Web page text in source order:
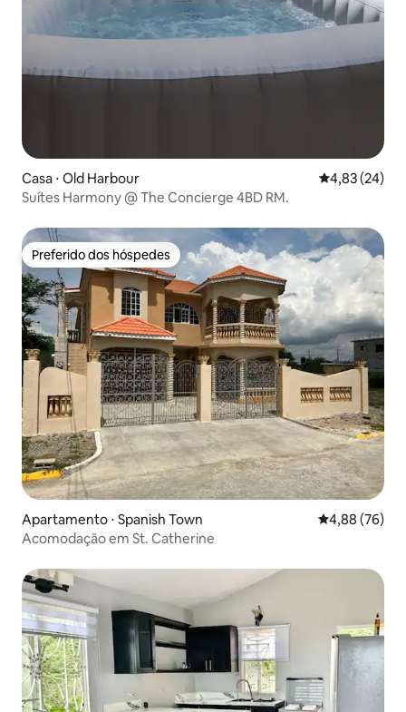
Casa ⋅ Old Harbour 4,83 de uma
4,83 (24)
Suítes Harmony @ The Concierge 4BD RM.
Preferido dos hóspedes
Preferido dos hóspedes
Apartamento ⋅ Spanish Town 4,88 de uma
4,88 (76)
Acomodação em St. Catherine